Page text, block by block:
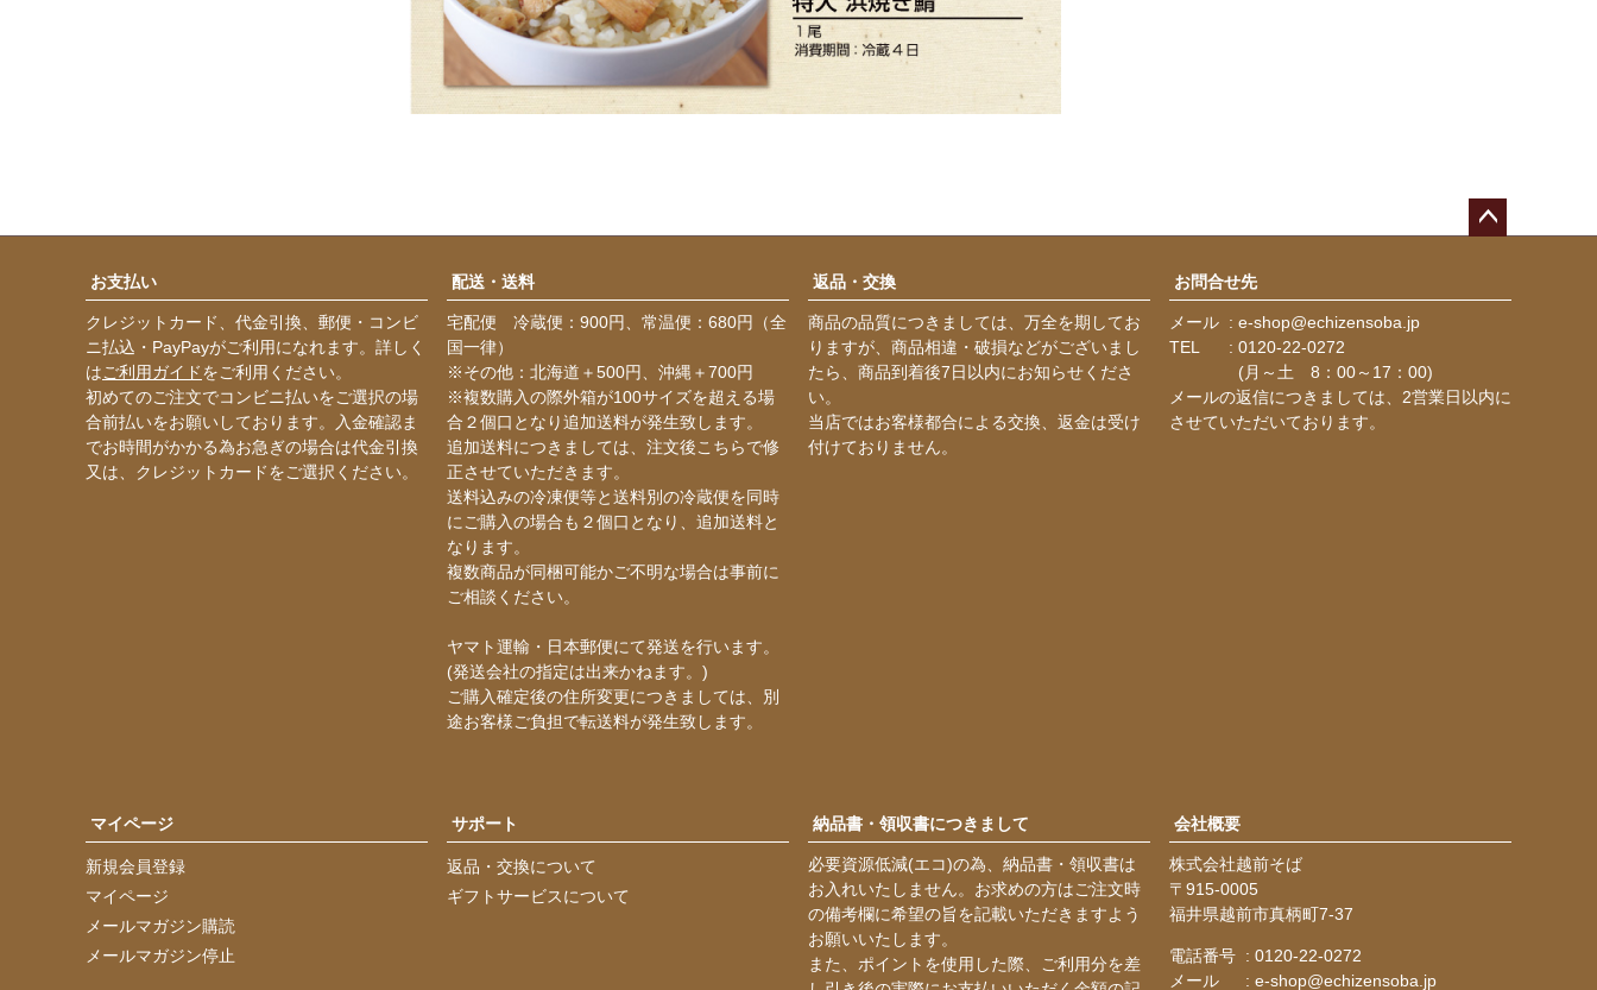
ップ
お支払い
クレジットカード、代金引換、郵便・コンビ
ニ払込・PayPayがご利用になれます。詳しく
はご利用ガイドをご利用ください。
初めてのご注文でコンビニ払いをご選択の場
合前払いをお願いしております。入金確認ま
でお時間がかかる為お急ぎの場合は代金引換
又は、クレジットカードをご選択ください。
配送・送料
宅配便 冷蔵便：900円、常温便：680円（全
国一律）
※その他：北海道＋500円、沖縄＋700円
※複数購入の際外箱が100サイズを超える場
合２個口となり追加送料が発生致します。
追加送料につきましては、注文後こちらで修
正させていただきます。
送料込みの冷凍便等と送料別の冷蔵便を同時
にご購入の場合も２個口となり、追加送料と
なります。
複数商品が同梱可能かご不明な場合は事前に
ご相談ください。
ヤマト運輸・日本郵便にて発送を行います。
(発送会社の指定は出来かねます。)
ご購入確定後の住所変更につきましては、別
途お客様ご負担で転送料が発生致します。
返品・交換
商品の品質につきましては、万全を期してお
りますが、商品相違・破損などがございまし
たら、商品到着後7日以内にお知らせくださ
い。
当店ではお客様都合による交換、返金は受け
付けておりません。
お問合せ先
メール
e-shop@echizensoba.jp
TEL
0120-22-0272
(月～土 8：00～17：00)
メールの返信につきましては、2営業日以内に
させていただいております。
マイページ
新規会員登録
マイページ
メールマガジン購読
メールマガジン停止
サポート
返品・交換について
ギフトサービスについて
納品書・領収書につきまして
必要資源低減(エコ)の為、納品書・領収書は
お入れいたしません。お求めの方はご注文時
の備考欄に希望の旨を記載いただきますよう
お願いいたします。
また、ポイントを使用した際、ご利用分を差
会社概要
株式会社越前そば
915-0005
福井県越前市真柄町7-37
電話番号
0120-22-0272
メール
e-shop@echizensoba.jp